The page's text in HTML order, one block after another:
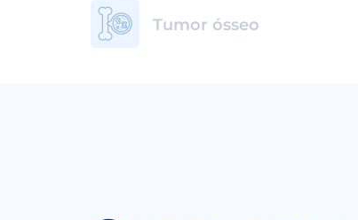
Tumor ósseo